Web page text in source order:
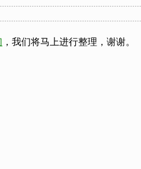
，我们将马上进行整理，谢谢。